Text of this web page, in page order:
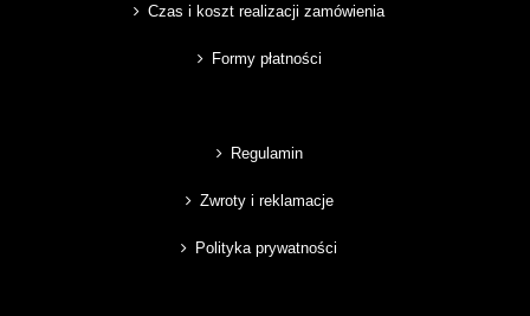
Czas i koszt realizacji zamówienia
Formy płatności
Regulamin
Zwroty i reklamacje
Polityka prywatności